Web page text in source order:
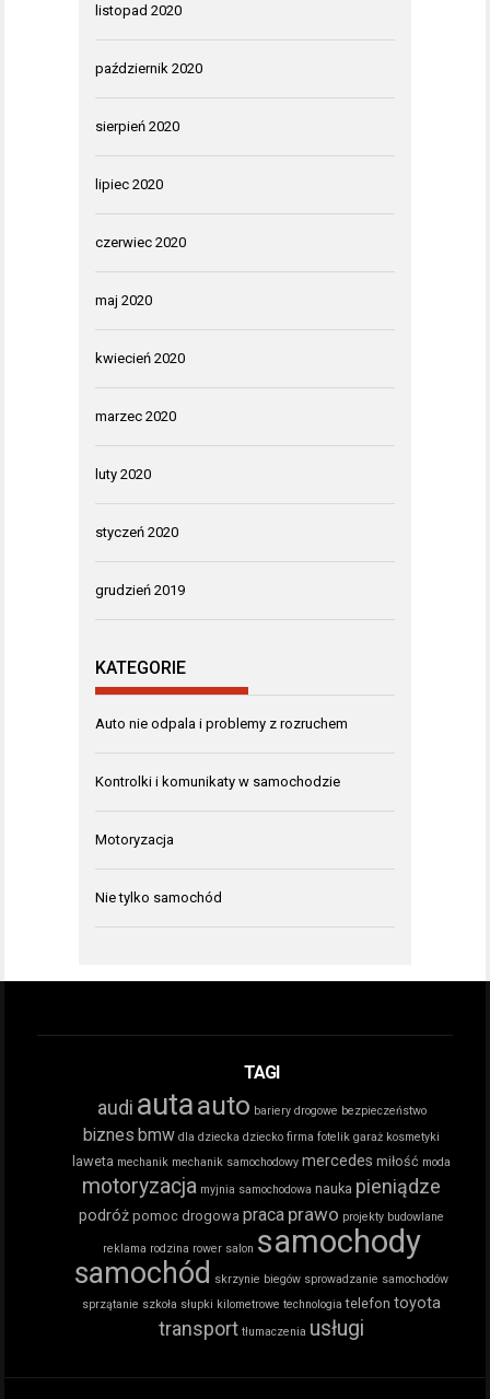
listopad 2020
październik 2020
sierpień 2020
lipiec 2020
czerwiec 2020
maj 2020
kwiecień 2020
marzec 2020
luty 2020
styczeń 2020
grudzień 2019
KATEGORIE
Auto nie odpala i problemy z rozruchem
Kontrolki i komunikaty w samochodzie
Motoryzacja
Nie tylko samochód
TAGI
audi autaauto bariery drogowe bezpieczeństwo
biznes bmw dla dziecka dziecko firma fotelik garaż kosmetyki
laweta mechanik mechanik samochodowy mercedes miłość moda
motoryzacja myjnia samochodowa nauka pieniądze
podróż pomoc drogowa praca prawo projekty budowlane
reklama rodzina rower salon samochody
samochód skrzynie biegów sprowadzanie samochodów
sprzątanie szkoła słupki kilometrowe technologia telefon toyota
transport tłumaczenia usługi